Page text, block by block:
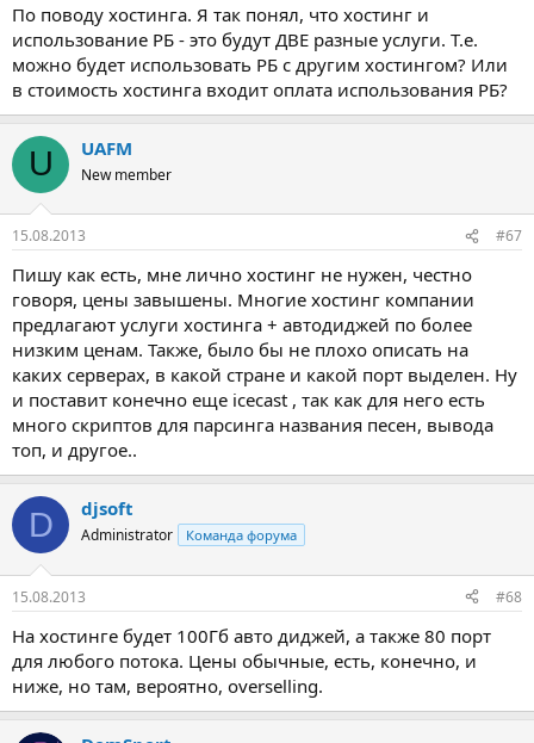
По поводу хостинга. Я так понял, что хостинг и
использование РБ - это будут ДВЕ разные услуги. Т.е.
можно будет использовать РБ с другим хостингом? Или
в стоимость хостинга входит оплата использования РБ?
U UAFM
New member
15.08.2013 #67
Пишу как есть, мне лично хостинг не нужен, честно
говоря, цены завышены. Многие хостинг компании
предлагают услуги хостинга + автодиджей по более
низким ценам. Также, было бы не плохо описать на
каких серверах, в какой стране и какой порт выделен. Ну
и поставит конечно еще icecast , так как для него есть
много скриптов для парсинга названия песен, вывода
топ, и другое..
D djsoft
Administrator Команда форума
15.08.2013 #68
На хостинге будет 100Гб авто диджей, а также 80 порт
для любого потока. Цены обычные, есть, конечно, и
ниже, но там, вероятно, overselling.